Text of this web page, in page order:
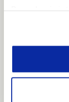
samlat in när